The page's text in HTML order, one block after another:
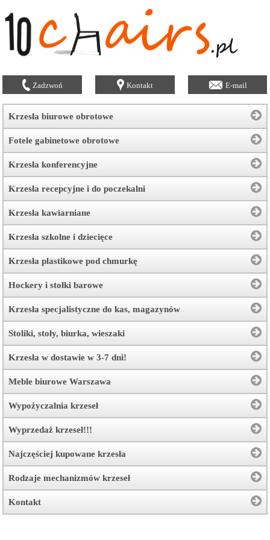
Zadzwoń Kontakt E-mail
Krzesła biurowe obrotowe
Fotele gabinetowe obrotowe
Krzesła konferencyjne
Krzesła recepcyjne i do poczekalni
Krzesła kawiarniane
Krzesła szkolne i dziecięce
Krzesła plastikowe pod chmurkę
Hockery i stołki barowe
Krzesła specjalistyczne do kas, magazynów
Stoliki, stoły, biurka, wieszaki
Krzesła w dostawie w 3-7 dni!
Meble biurowe Warszawa
Wypożyczalnia krzeseł
Wyprzedaż krzeseł!!!
Najczęściej kupowane krzesła
Rodzaje mechanizmów krzeseł
Kontakt